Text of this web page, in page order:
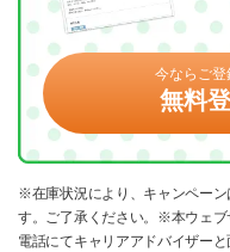
今ならご登
無料
※在庫状況により、キャンペーン
す。ご了承ください。※本ウェ
電話にてキャリアアドバイザー